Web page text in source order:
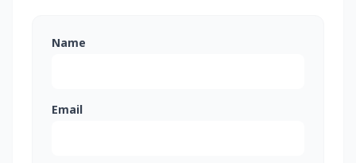
Name
Email